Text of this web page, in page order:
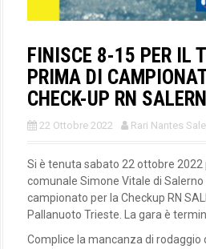
FINISCE 8-15 PER IL
PRIMA DI
CHECK-UP RN
22 Ottobre 2022 Rari Nantes
Si è tenuta sabato 22 ottobre 2022
comunale Simone Vitale di
campionato per la Checkup RN
Pallanuoto Trieste. La gara è
Complice la mancanza di rodaggio